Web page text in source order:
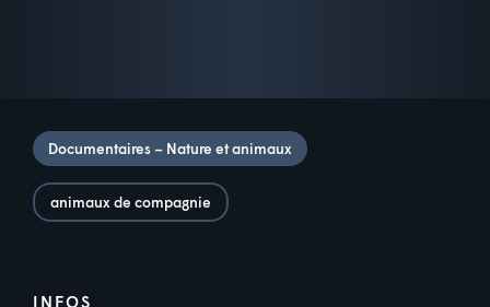
Documentaires – Nature et animaux
animaux de compagnie
INFOS